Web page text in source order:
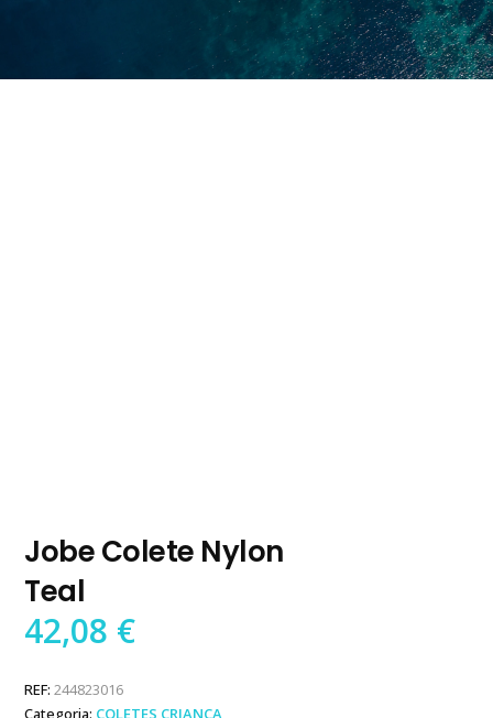
Jobe Colete Nylon
Teal
42,08 €
REF:244823016
Categoria: COLETES CRIANÇA